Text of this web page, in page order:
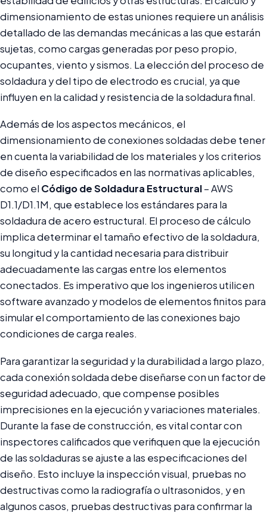
dimensionamiento de estas uniones requiere un análisis
detallado de las demandas mecánicas a las que estarán
sujetas, como cargas generadas por peso propio,
ocupantes, viento y sismos. La elección del proceso de
soldadura y del tipo de electrodo es crucial, ya que
influyen en la calidad y resistencia de la soldadura final.
Además de los aspectos mecánicos, el
dimensionamiento de conexiones soldadas debe tener
en cuenta la variabilidad de los materiales y los criterios
de diseño especificados en las normativas aplicables,
como el Código de Soldadura Estructural– AWS
D1.1/D1.1M, que establece los estándares para la
soldadura de acero estructural. El proceso de cálculo
implica determinar el tamaño efectivo de la soldadura,
su longitud y la cantidad necesaria para distribuir
adecuadamente las cargas entre los elementos
conectados. Es imperativo que los ingenieros utilicen
software avanzado y modelos de elementos finitos para
simular el comportamiento de las conexiones bajo
condiciones de carga reales.
Para garantizar la seguridad y la durabilidad a largo plazo,
cada conexión soldada debe diseñarse con un factor de
seguridad adecuado, que compense posibles
imprecisiones en la ejecución y variaciones materiales.
Durante la fase de construcción, es vital contar con
inspectores calificados que verifiquen que la ejecución
de las soldaduras se ajuste a las especificaciones del
diseño. Esto incluye la inspección visual, pruebas no
destructivas como la radiografía o ultrasonidos, y en
algunos casos, pruebas destructivas para confirmar la